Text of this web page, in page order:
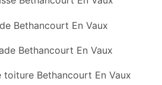
Bethancourt En Vaux
Bethancourt En Vaux
toiture Bethancourt En Vaux